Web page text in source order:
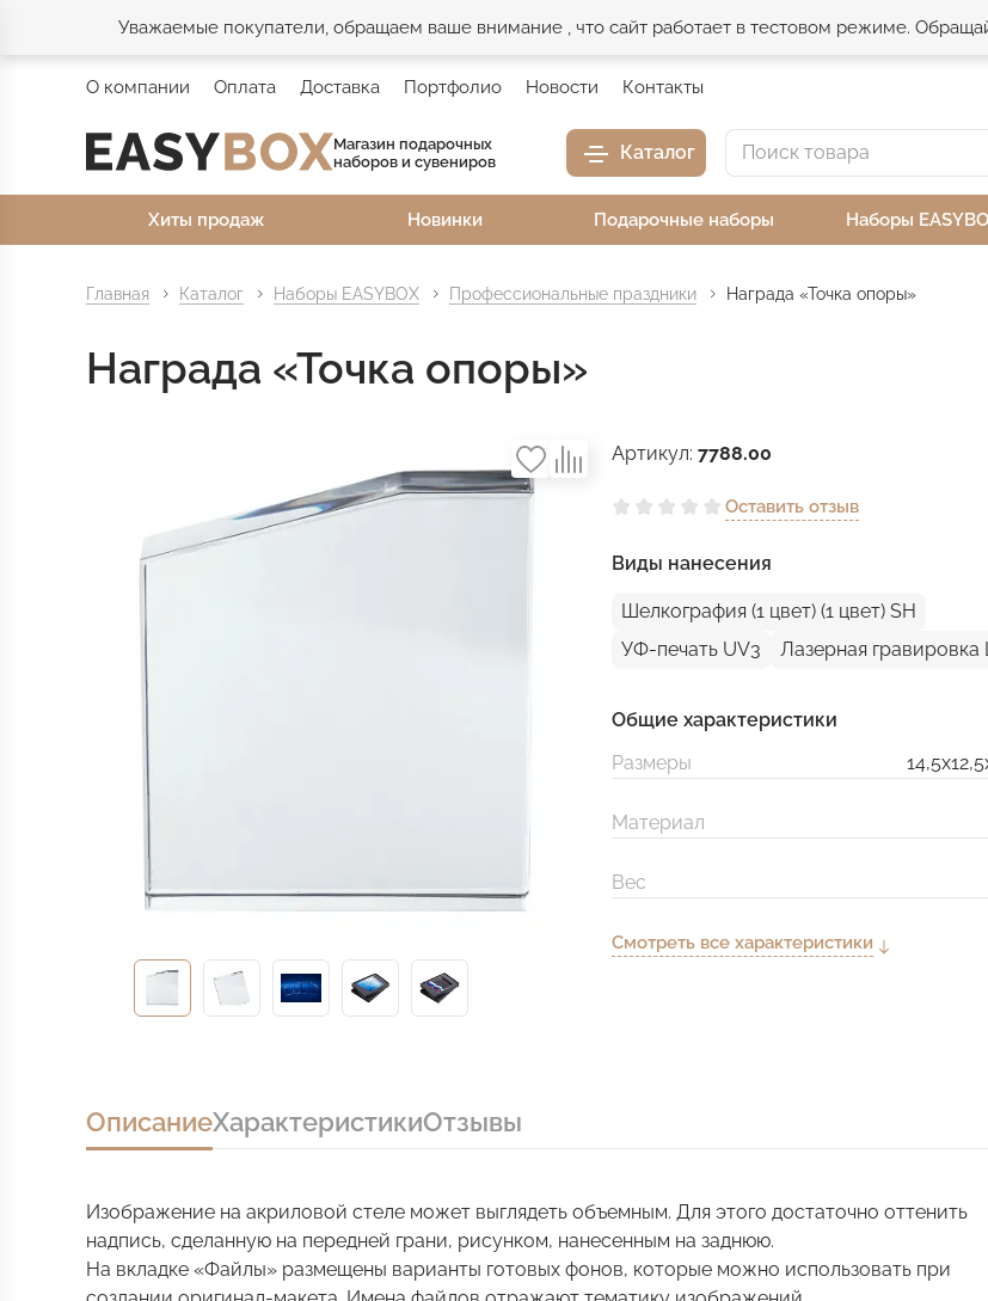
Уважаемые покупатели, обращаем ваше внимание , что сайт работает в тестовом режиме.
О компании Оплата Доставка Портфолио Новости Контакты
Магазин подарочных
наборов и сувениров
Каталог
Хиты продаж Новинки Подарочные наборы Наборы
Главная Каталог Наборы EASYBOX Профессиональные праздники Награда «Точка опоры»
Награда «Точка опоры»
Артикул: 7788.00
Оставить отзыв
Виды нанесения
Шелкография (1 цвет) (1 цвет) SH
УФ-печать UV3
Лазерная гравировка
Общие характеристики
Размеры
Материал
Вес
Смотреть все характеристики
ОписаниеХарактеристикиОтзывы
Изображение на акриловой стеле может выглядеть объемным. Для этого достаточно оттенить
надпись, сделанную на передней грани, рисунком, нанесенным на заднюю.
На вкладке «Файлы» размещены варианты готовых фонов, которые можно использовать при